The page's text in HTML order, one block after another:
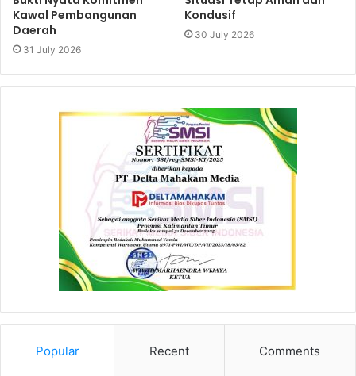
Kawal Pembangunan
Daerah
31 July 2026
Kondusif
30 July 2026
Popular Recent Comments